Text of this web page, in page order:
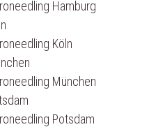
Hamburg
Köln
München
Potsdam